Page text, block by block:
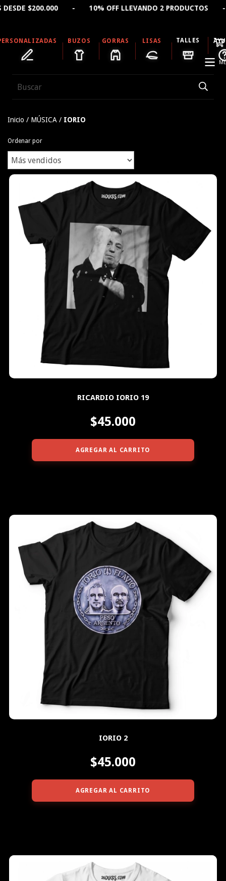
10% OFF LLEVANDO 2 PRODUCTOS - 15% OFF
BUZOS GORRAS LISAS TALLES
Inicio / MÚSICA / IORIO
Ordenar por
RICARDIO IORIO 19
$45.000
AGREGAR AL CARRITO
IORIO 2
$45.000
AGREGAR AL CARRITO